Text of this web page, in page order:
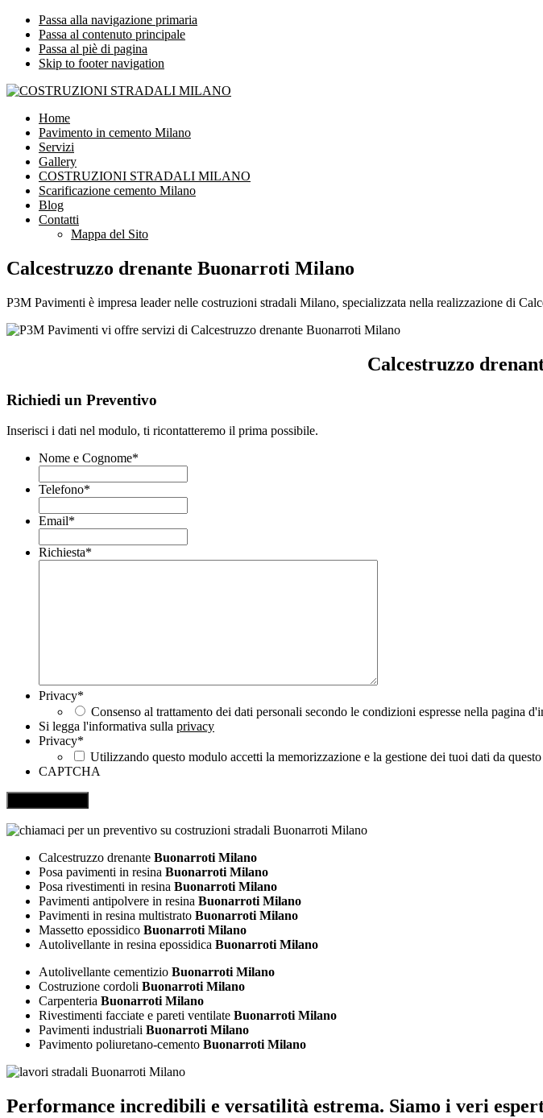
Passa alla navigazione primaria
Passa al contenuto principale
Passa al piè di pagina
Skip to footer navigation
COSTRUZIONI STRADALI MILANO
Impresa leader nelle costruzioni stradali Milano
Home
Pavimento in cemento Milano
Servizi
Gallery
COSTRUZIONI STRADALI MILANO
Scarificazione cemento Milano
Blog
Contatti
Mappa del Sito
Calcestruzzo drenante Buonarroti Milano
P3M Pavimenti è impresa leader nelle costruzioni stradali Milano, specializzata nella realizzazione di
Calcestruzzo
Richiedi un Preventivo
Inserisci i dati nel modulo, ti ricontatteremo il prima possibile.
Nome e Cognome*
Telefono*
Email*
Richiesta*
Privacy*
Consenso al trattamento dei dati personali secondo le condizioni espresse nella pagina
Si legga l'informativa sulla privacy
Privacy*
Utilizzando questo modulo accetti la memorizzazione e la gestione dei tuoi dati da
CAPTCHA
Calcestruzzo drenante Buonarroti Milano
Posa pavimenti in resina Buonarroti Milano
Posa rivestimenti in resina Buonarroti Milano
Pavimenti antipolvere in resina Buonarroti Milano
Pavimenti in resina multistrato Buonarroti Milano
Massetto epossidico Buonarroti Milano
Autolivellante in resina epossidica Buonarroti Milano
Autolivellante cementizio Buonarroti Milano
Costruzione cordoli Buonarroti Milano
Carpenteria Buonarroti Milano
Rivestimenti facciate e pareti ventilate Buonarroti Milano
Pavimenti industriali Buonarroti Milano
Pavimento poliuretano-cemento Buonarroti Milano
Performance incredibili e versatilità estrema. Siamo i veri